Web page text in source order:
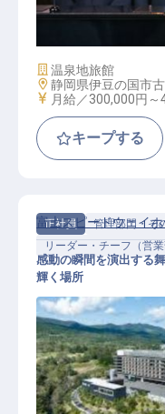
旅館マネージャ
施設業態
温泉地旅館
勤務地
静岡県伊豆の国市
給与
月給／300,000円～
キープする
正社員
管理部門・そ
リーダー・チーフ（営業
富士スピードウェイ
感動の瞬間を演出する
輝く場所